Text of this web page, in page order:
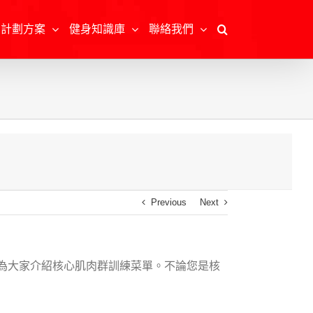
劃方案 健身知識庫 聯絡我們
Previous Next
大家介紹核心肌肉群訓練菜單。不論您是核